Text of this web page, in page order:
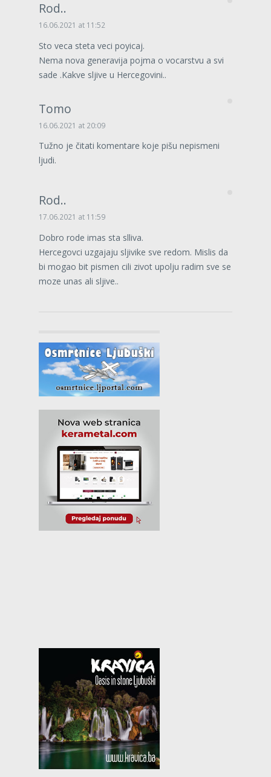
Rod..
16.06.2021 at 11:52
Sto veca steta veci poyicaj.
Nema nova generavija pojma o vocarstvu a svi
sade .Kakve sljive u Hercegovini..
Tomo
16.06.2021 at 20:09
Tužno je čitati komentare koje pišu nepismeni
ljudi.
Rod..
17.06.2021 at 11:59
Dobro rode imas sta slliva.
Hercegovci uzgajaju sljivike sve redom. Mislis da
bi mogao bit pismen cili zivot upolju radim sve se
moze unas ali sljive..